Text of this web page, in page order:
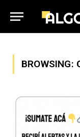
BROWSING: